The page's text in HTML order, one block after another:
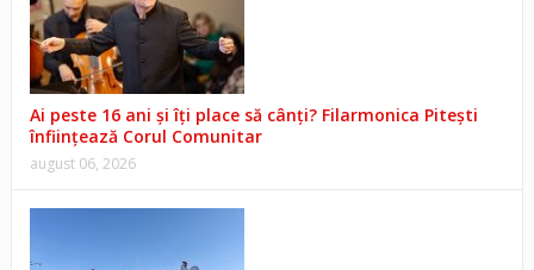
Ai peste 16 ani și îți place să cânți? Filarmonica Pitești
înființează Corul Comunitar
august 06, 2026